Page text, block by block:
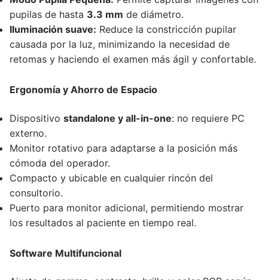
pupilas de hasta 3.3 mm de diámetro.
Iluminación suave: Reduce la constricción pupilar
causada por la luz, minimizando la necesidad de
retomas y haciendo el examen más ágil y confortable.
Ergonomía y Ahorro de Espacio
Dispositivo standalone y all-in-one: no requiere PC
externo.
Monitor rotativo para adaptarse a la posición más
cómoda del operador.
Compacto y ubicable en cualquier rincón del
consultorio.
Puerto para monitor adicional, permitiendo mostrar
los resultados al paciente en tiempo real.
Software Multifuncional